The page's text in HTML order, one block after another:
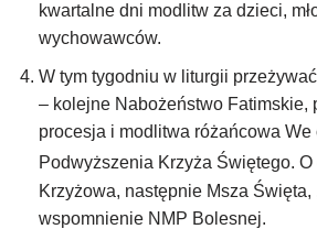
kwartalne dni modlitw za dzieci,
wychowawców.
W tym tygodniu w liturgii
– kolejne Nabożeństwo Fatimskie,
procesja i modlitwa różańcowa
Podwyższenia Krzyża Świętego. O
Krzyżowa, następnie Msza Święta,
wspomnienie NMP Bolesnej.